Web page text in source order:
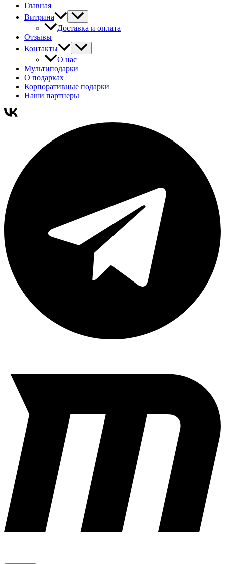
Главная
Витрина
Доставка и оплата
Отзывы
Контакты
О нас
Мультиподарки
О подарках
Корпоративные подарки
Наши партнеры